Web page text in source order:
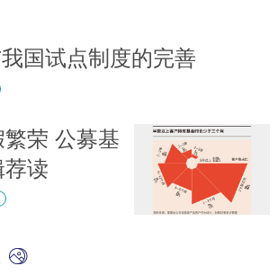
国试点制度的完善
繁荣 公募基
荐读